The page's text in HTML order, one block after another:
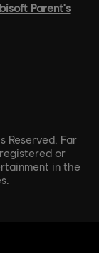
Reserved. Far
or
in the
Parent's